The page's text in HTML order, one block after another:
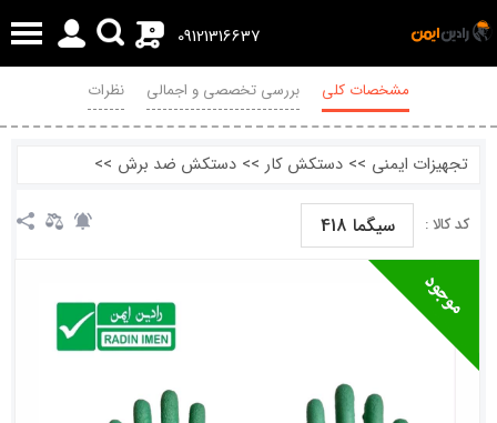
09121316637
0
مشخصات کلی بررسی تخصصی و اجمالی نظرات
تجهیزات ایمنی >> دستکش کار >> دستکش ضد برش >>
کد کالا : سیگما 418